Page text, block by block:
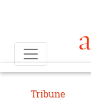
Aller au contenu
Tribune